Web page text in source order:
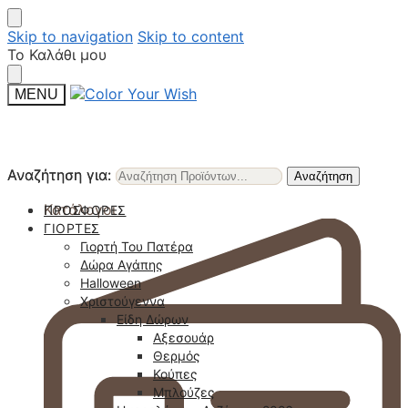
Skip to navigation Skip to content
Το Καλάθι μου
MENU
Αναζήτηση για: Αναζήτηση
Κατάλογοι
Αναζήτηση για: Αναζήτηση
ΠΡΟΣΦΟΡΈΣ
ΓΙΟΡΤΈΣ
Γιορτή Του Πατέρα
Δώρα Αγάπης
Halloween
Χριστούγεννα
Είδη Δώρων
Αξεσουάρ
Θερμός
Κούπες
Μπλούζες